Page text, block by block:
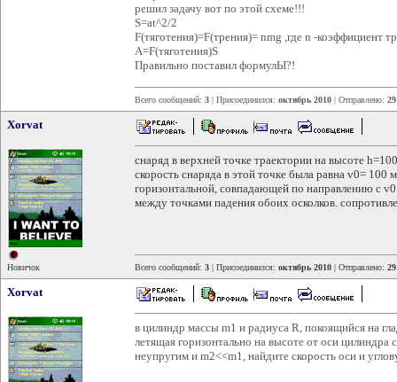
решил задачу вот по этой схеме!!!
S=at^2/2
F(тяготения)=F(трения)= nmg ,где n -коэффициент
A=F(тяготения)S
Правильно поставил формулЫ?!
Всего сообщений: 3 | Присоединился: октябрь 2010 | Отправлено:
Xorvat
Новичок
снаряд в верхней точке траектории на высоте
скорость снаряда в этой точке была равна v0= 100
горизонтальной, совпадающей по направлению с
между точками падения обоих осколков.
Всего сообщений: 3 | Присоединился: октябрь 2010 | Отправлено:
Xorvat
в цилиндр массы m1 и радиуса R, покоящийся на
летящая горизонтально на высоте от оси цилиндра
неупругим и m2<<m1, найдите скорость оси и